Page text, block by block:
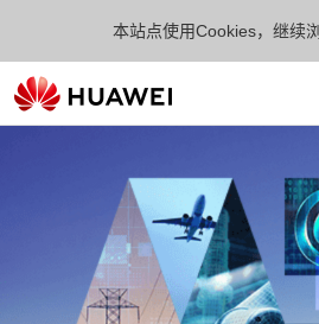
本站点使用Cookies，继续